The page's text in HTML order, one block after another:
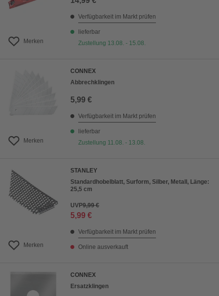
Merken
Verfügbarkeit im Markt prüfen
lieferbar
Zustellung 13.08. - 15.08.
Merken
CONNEX
Abbrechklingen
5,99 €
Verfügbarkeit im Markt prüfen
lieferbar
Zustellung 11.08. - 13.08.
Merken
STANLEY
Standardhobelblatt, Surform, Silber, Metall, Länge:
25,5 cm
UVP9,99 €
5,99 €
Verfügbarkeit im Markt prüfen
Online ausverkauft
CONNEX
Ersatzklingen